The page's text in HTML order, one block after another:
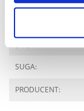
Parametri
IEPAKOJUMA SVARS
SUGA:
PRODUCENT: